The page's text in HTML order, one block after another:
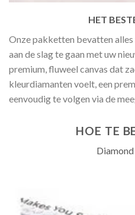
HET
Onze pakketten bevatten
aan de slag te gaan met uw
premium, fluweel canvas dat
kleurdiamanten voelt, een
eenvoudig te volgen via de
HOE TE